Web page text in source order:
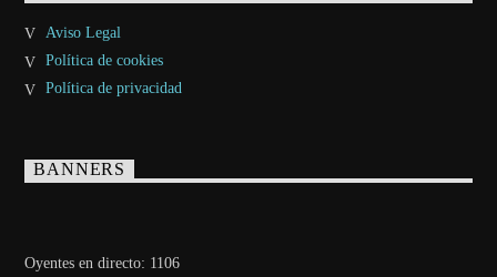
Aviso Legal
Política de cookies
Política de privacidad
BANNERS
Oyentes en directo: 1106